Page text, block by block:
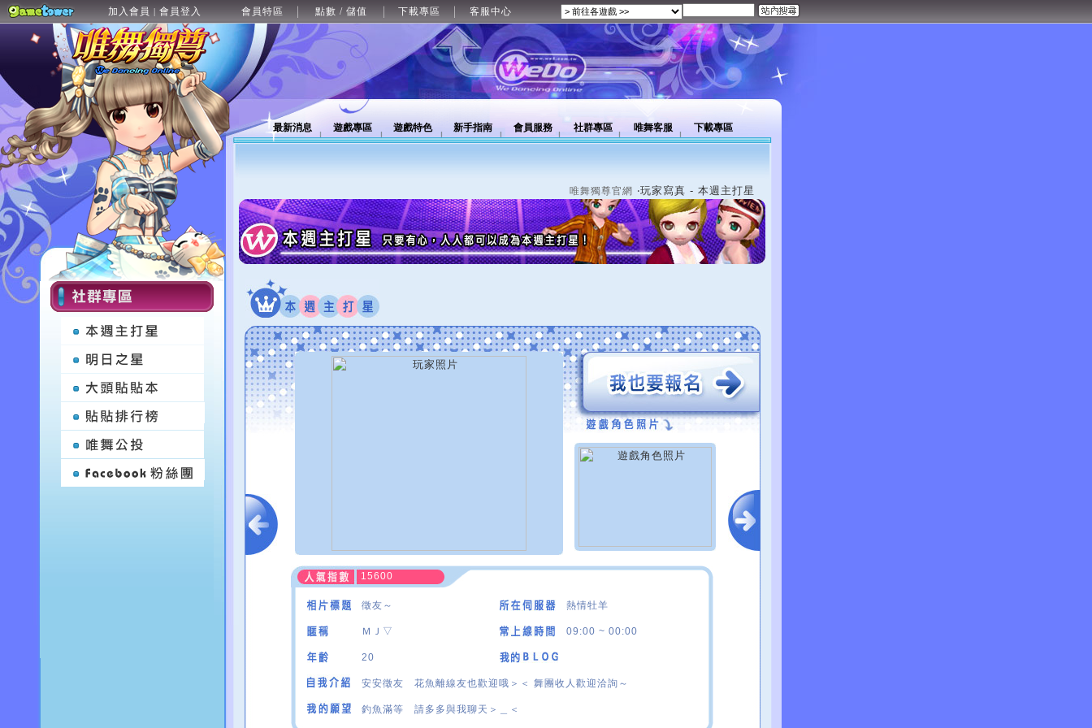
加入會員 | 會員登入 會員特區 點數 / 儲值 下載專區 客服中心
最新消息 遊戲專區 遊戲特色 新手指南 會員服務 社群專區 唯舞客服 下載專區
唯舞獨尊官網 ‧玩家寫真 - 本週主打星
15600
徵友～ 熱情牡羊
ＭＪ▽ 09:00 ~ 00:00
20
安安徵友 花魚離線友也歡迎哦＞＜ 舞團收人歡迎洽詢～
釣魚滿等 請多多與我聊天＞＿＜